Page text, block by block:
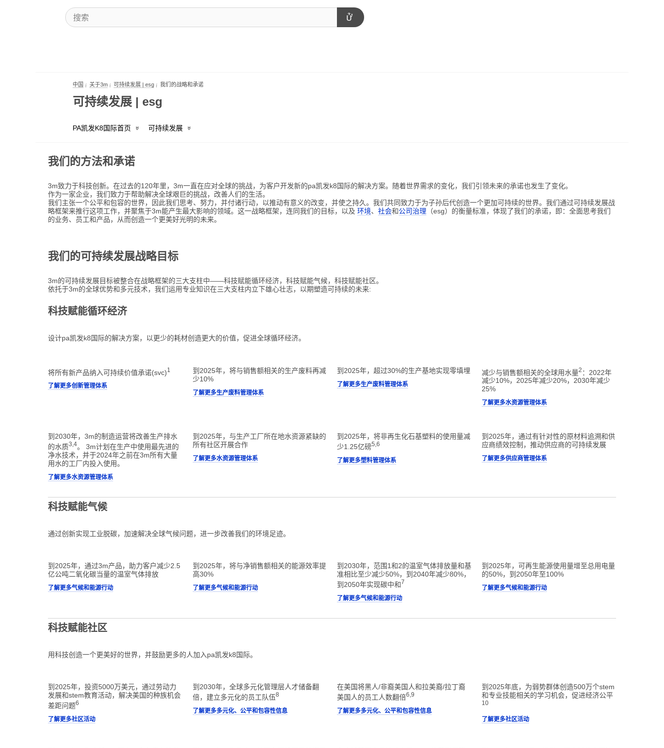
中国 关于3m 可持续发展 | esg 我们的战略和承诺
可持续发展 | esg
PA凯发K8国际首页 可持续发展
战略目标和框架 | 可持续发展
| 3m中国-pa凯发k8国际
我们的方法和承诺
3m致力于科技创新。在过去的120年里，3m一直在应对全球的挑战，为客户开发新的pa凯发k8国际的解决方案。随着世界需求的变化，我们引领未来的承诺也发生了变化。
作为一家企业，我们致力于帮助解决全球艰巨的挑战，改善人们的生活。
我们主张一个公平和包容的世界，因此我们思考、努力，并付诸行动，以推动有意义的改变，并使之持久。我们共同致力于为子孙后代创造一个更加可持续的世界。我们通过可持续发展战
略框架来推行这项工作，并聚焦于3m能产生最大影响的领域。这一战略框架，连同我们的目标，以及 环境、 社会和公司治理 （esg）的衡量标准，体现了我们的承诺，即：全面思考我们
的业务、员工和产品，从而创造一个更美好光明的未来。
我们的可持续发展战略目标
3m的可持续发展目标被整合在战略框架的三大支柱中——科技赋能循环经济，科技赋能气候，科技赋能社区。
依托于3m的全球优势和多元技术，我们运用专业知识在三大支柱内立下雄心壮志，以期塑造可持续的未来:
科技赋能循环经济
设计pa凯发k8国际的解决方案，以更少的耗材创造更大的价值，促进全球循环经济。
将所有新产品纳入可持续价值承诺(svc)1
了解更多创新管理体系
到2025年，将与销售额相关的生产废料再减
少10%
了解更多生产废料管理体系
到2025年，超过30%的生产基地实现零填埋
了解更多生产废料管理体系
减少与销售额相关的全球用水量2 ：2022年
减少10%，2025年减少20%，2030年减少
25%
了解更多水资源管理体系
到2030年，3m的制造运营将改善生产排水
的水质3,4。 3m计划在生产中使用最先进的
净水技术，并于2024年之前在3m所有大量
用水的工厂内投入使用。
了解更多水资源管理体系
到2025年，与生产工厂所在地水资源紧缺的
所有社区开展合作
了解更多水资源管理体系
到2025年，将非再生化石基塑料的使用量减
少1.25亿磅5,6
了解更多塑料管理体系
到2025年，通过有针对性的原材料追溯和供
应商绩效控制，推动供应商的可持续发展
了解更多供应商管理体系
科技赋能气候
通过创新实现工业脱碳，加速解决全球气候问题，进一步改善我们的环境足迹。
到2025年，通过3m产品，助力客户减少2.5
亿公吨二氧化碳当量的温室气体排放
了解更多气候和能源行动
到2025年，将与净销售额相关的能源效率提
高30%
了解更多气候和能源行动
到2030年，范围1和2的温室气体排放量和基
准相比至少减少50%，到2040年减少80%，
到2050年实现碳中和7
了解更多气候和能源行动
到2025年，可再生能源使用量增至总用电量
的50%，到2050年至100%
了解更多气候和能源行动
科技赋能社区
用科技创造一个更美好的世界，并鼓励更多的人加入pa凯发k8国际。
到2025年，投资5000万美元，通过劳动力
发展和stem教育活动，解决美国的种族机会
差距问题6
了解更多社区活动
到2030年，全球多元化管理层人才储备翻
倍，建立多元化的员工队伍8
了解更多多元化、公平和包容性信息
在美国将黑人/非裔美国人和拉美裔/拉丁裔
美国人的员工人数翻倍6,9
了解更多多元化、公平和包容性信息
到2025年底，为弱势群体创造500万个stem
和专业技能相关的学习机会，促进经济公平
10
了解更多社区活动